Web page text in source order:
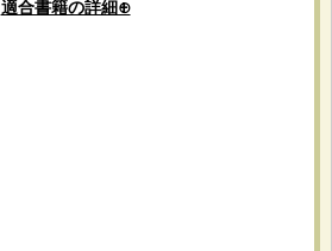
適合書籍の詳細⊕